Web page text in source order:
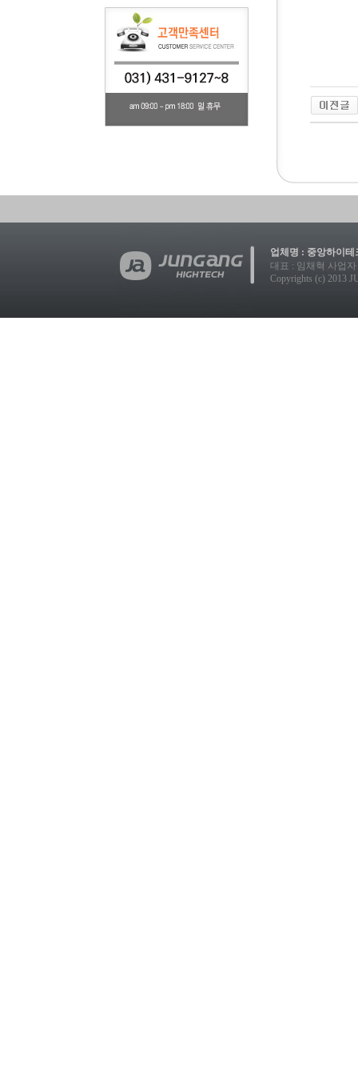
업체명 : 중앙하이테
대표 : 임채혁 사업자
Copyrights (c) 2013